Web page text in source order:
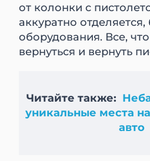
от колонки с
аккуратно
оборудования. Все,
вернуться и вернуть
Читайте также:
уникальные места
авто